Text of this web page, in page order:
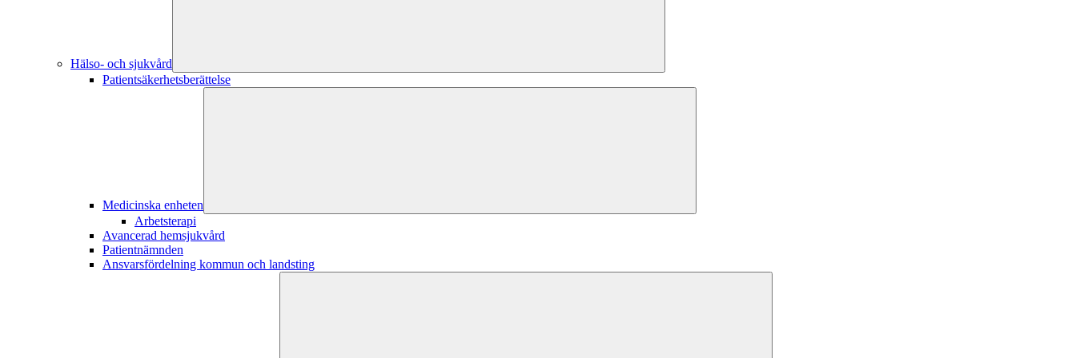
Hälso- och sjukvård
Patientsäkerhetsberättelse
Medicinska enheten
Arbetsterapi
Avancerad hemsjukvård
Patientnämnden
Ansvarsfördelning kommun och landsting